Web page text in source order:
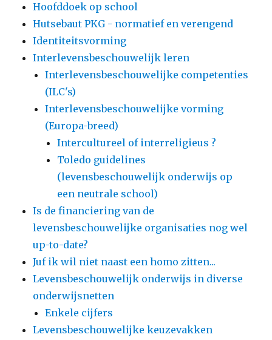
Hoofddoek op school
Hutsebaut PKG - normatief en verengend
Identiteitsvorming
Interlevensbeschouwelijk leren
Interlevensbeschouwelijke competenties
(ILC's)
Interlevensbeschouwelijke vorming
(Europa-breed)
Intercultureel of interreligieus ?
Toledo guidelines
(levensbeschouwelijk onderwijs op
een neutrale school)
Is de financiering van de
levensbeschouwelijke organisaties nog wel
up-to-date?
Juf ik wil niet naast een homo zitten...
Levensbeschouwelijk onderwijs in diverse
onderwijsnetten
Enkele cijfers
Levensbeschouwelijke keuzevakken